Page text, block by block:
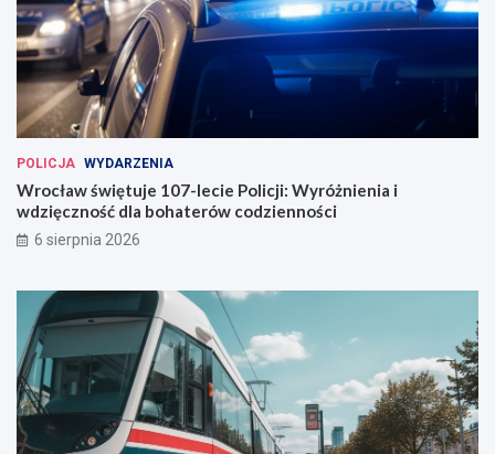
POLICJA WYDARZENIA
Wrocław świętuje 107-lecie Policji: Wyróżnienia i
wdzięczność dla bohaterów codzienności
6 sierpnia 2026